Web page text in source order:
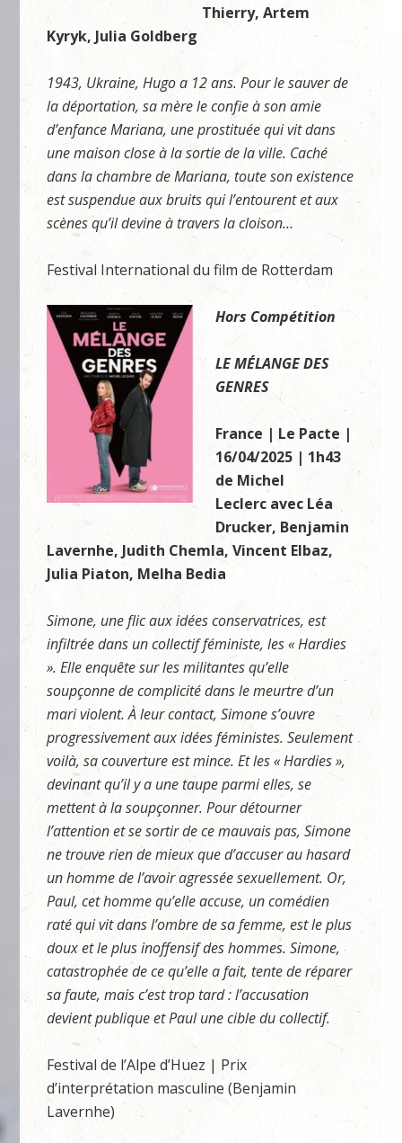
Thierry, Artem
Kyryk, Julia Goldberg
1943, Ukraine, Hugo a 12 ans. Pour le sauver de
la déportation, sa mère le confie à son amie
d’enfance Mariana, une prostituée qui vit dans
une maison close à la sortie de la ville. Caché
dans la chambre de Mariana, toute son existence
est suspendue aux bruits qui l’entourent et aux
scènes qu’il devine à travers la cloison…
Festival International du film de Rotterdam
Hors Compétition
LE MÉLANGE DES
GENRES
France | Le Pacte |
16/04/2025 | 1h43
de Michel
Leclerc avec Léa
Drucker, Benjamin
Lavernhe, Judith Chemla, Vincent Elbaz,
Julia Piaton, Melha Bedia
Simone, une flic aux idées conservatrices, est
infiltrée dans un collectif féministe, les « Hardies
». Elle enquête sur les militantes qu’elle
soupçonne de complicité dans le meurtre d’un
mari violent. À leur contact, Simone s’ouvre
progressivement aux idées féministes. Seulement
voilà, sa couverture est mince. Et les « Hardies »,
devinant qu’il y a une taupe parmi elles, se
mettent à la soupçonner. Pour détourner
l’attention et se sortir de ce mauvais pas, Simone
ne trouve rien de mieux que d’accuser au hasard
un homme de l’avoir agressée sexuellement. Or,
Paul, cet homme qu’elle accuse, un comédien
raté qui vit dans l’ombre de sa femme, est le plus
doux et le plus inoffensif des hommes. Simone,
catastrophée de ce qu’elle a fait, tente de réparer
sa faute, mais c’est trop tard : l’accusation
devient publique et Paul une cible du collectif.
Festival de l’Alpe d’Huez | Prix
d’interprétation masculine (Benjamin
Lavernhe)